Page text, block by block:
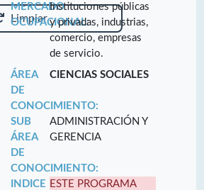
Limpiar
MERCADO
OCUPACIONAL:
Instituciones públicas
y privadas, industrias,
comercio, empresas
de servicio.
ÁREA
DE
CONOCIMIENTO:
CIENCIAS SOCIALES
SUB
ÁREA
DE
CONOCIMIENTO:
ADMINISTRACIÓN Y
GERENCIA
INDICE ESTE PROGRAMA